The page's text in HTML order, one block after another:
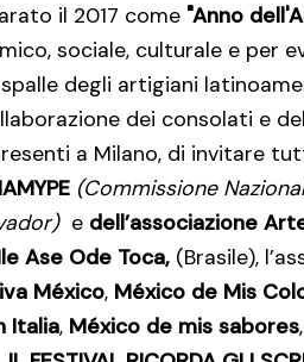
il 2017 come "Anno
sociale, culturale e per
degli artigiani
dei consolati e
a Milano, di invitare
(Commissione
e dell’associazione
Ase Ode Toca, (Brasile),
México, México de Mis
Italia, México de mis sabores,